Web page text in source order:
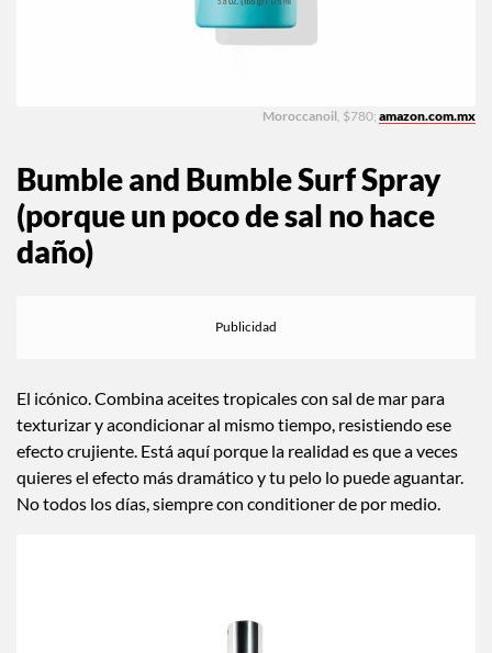
Moroccanoil, $780; amazon.com.mx
Bumble and Bumble Surf Spray
(porque un poco de sal no hace
daño)
El icónico. Combina aceites tropicales con sal de mar para
texturizar y acondicionar al mismo tiempo, resistiendo ese
efecto crujiente. Está aquí porque la realidad es que a veces
quieres el efecto más dramático y tu pelo lo puede aguantar.
No todos los días, siempre con conditioner de por medio.